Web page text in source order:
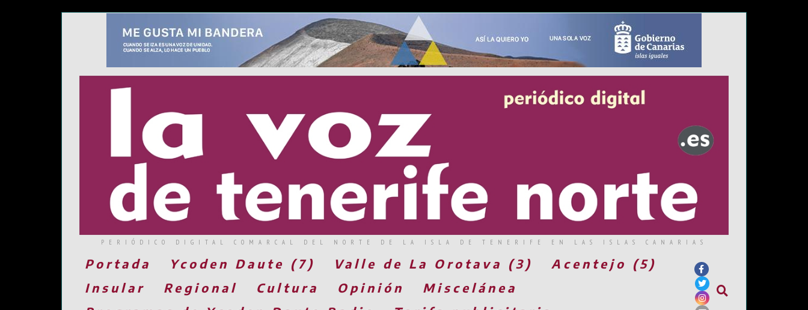
PERIÓDICO DIGITAL COMARCAL DEL NORTE DE LA ISLA DE TENERIFE EN LAS ISLAS CANARIAS
Portada Ycoden Daute (7) Valle de La Orotava (3)
Acentejo (5)
Insular
Regional Cultura Opinión
Miscelánea